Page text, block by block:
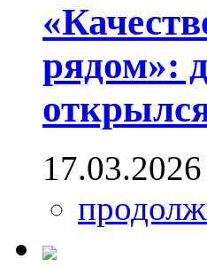
рядом»:
17.03.2026